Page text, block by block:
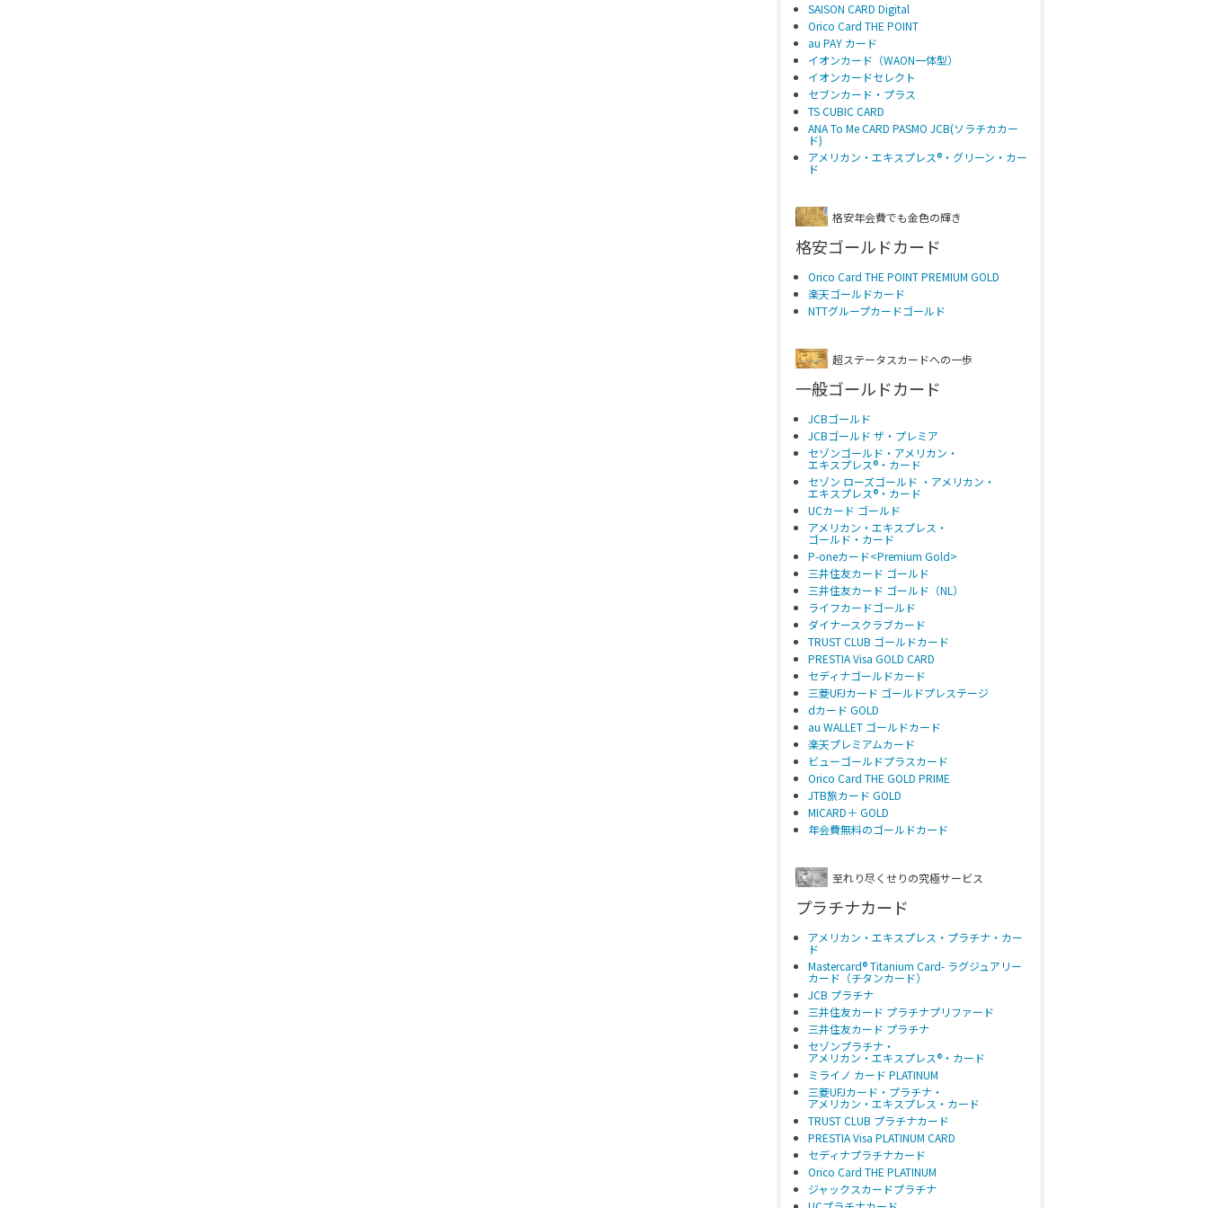
SAISON CARD Digital
Orico Card THE POINT
au PAY カード
イオンカード（WAON一体型）
イオンカードセレクト
セブンカード・プラス
TS CUBIC CARD
ANA To Me CARD PASMO JCB(ソラチカカー
ド)
アメリカン・エキスプレス®・グリーン・カー
ド
格安年会費でも金色の輝き
格安ゴールドカード
Orico Card THE POINT PREMIUM GOLD
楽天ゴールドカード
NTTグループカードゴールド
超ステータスカードへの一歩
一般ゴールドカード
JCBゴールド
JCBゴールド ザ・プレミア
セゾンゴールド・アメリカン・
エキスプレス®・カード
セゾン ローズゴールド ・アメリカン・
エキスプレス®・カード
UCカード ゴールド
アメリカン・エキスプレス・
ゴールド・カード
P-oneカード<Premium Gold>
三井住友カード ゴールド
三井住友カード ゴールド（NL）
ライフカードゴールド
ダイナースクラブカード
TRUST CLUB ゴールドカード
PRESTIA Visa GOLD CARD
セディナゴールドカード
三菱UFJカード ゴールドプレステージ
dカード GOLD
au WALLET ゴールドカード
楽天プレミアムカード
ビューゴールドプラスカード
Orico Card THE GOLD PRIME
JTB旅カード GOLD
MICARD＋ GOLD
年会費無料のゴールドカード
至れり尽くせりの究極サービス
プラチナカード
アメリカン・エキスプレス・プラチナ・カー
ド
Mastercard® Titanium Card- ラグジュアリー
カード（チタンカード）
JCB プラチナ
三井住友カード プラチナプリファード
三井住友カード プラチナ
セゾンプラチナ・
アメリカン・エキスプレス®・カード
ミライノ カード PLATINUM
三菱UFJカード・プラチナ・
アメリカン・エキスプレス・カード
TRUST CLUB プラチナカード
PRESTIA Visa PLATINUM CARD
セディナプラチナカード
Orico Card THE PLATINUM
ジャックスカードプラチナ